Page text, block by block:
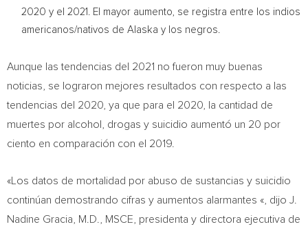
2020 y el 2021. El mayor aumento, se registra entre los indios
americanos/nativos de Alaska y los negros.
Aunque las tendencias del 2021 no fueron muy buenas
noticias, se lograron mejores resultados con respecto a las
tendencias del 2020, ya que para el 2020, la cantidad de
muertes por alcohol, drogas y suicidio aumentó un 20 por
ciento en comparación con el 2019.
«Los datos de mortalidad por abuso de sustancias y suicidio
continúan demostrando cifras y aumentos alarmantes «, dijo J.
Nadine Gracia , M.D., MSCE, presidenta y directora ejecutiva de